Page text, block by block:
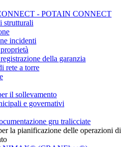
- POTAIN CONNECT
strutturali
incidenti
della garanzia
rete a torre
il sollevamento
e governativi
gru tralicciate
la pianificazione delle operazioni di